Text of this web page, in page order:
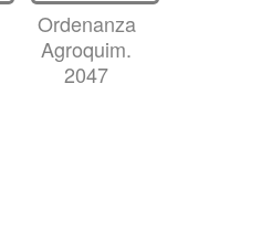
Ordenanza
Agroquim.
2047